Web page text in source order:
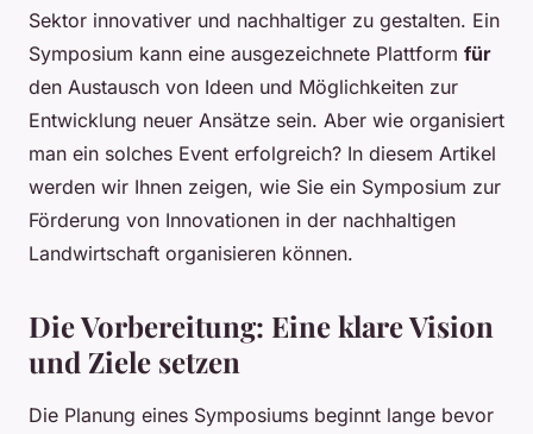
Sektor innovativer und nachhaltiger zu gestalten. Ein
Symposium kann eine ausgezeichnete Plattform für
den Austausch von Ideen und Möglichkeiten zur
Entwicklung neuer Ansätze sein. Aber wie organisiert
man ein solches Event erfolgreich? In diesem Artikel
werden wir Ihnen zeigen, wie Sie ein Symposium zur
Förderung von Innovationen in der nachhaltigen
Landwirtschaft organisieren können.
Die Vorbereitung: Eine klare Vision
und Ziele setzen
Die Planung eines Symposiums beginnt lange bevor